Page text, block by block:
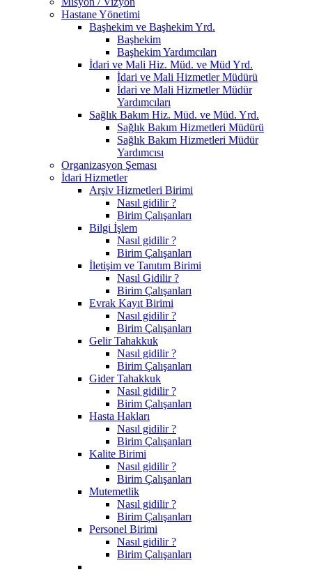
Hastane Yönetimi
Başhekim ve Başhekim Yrd.
Başhekim
Başhekim Yardımcıları
İdari ve Mali Hiz. Müd. ve Müd Yrd.
İdari ve Mali Hizmetler Müdürü
İdari ve Mali Hizmetler Müdür
Yardımcıları
Sağlık Bakım Hiz. Müd. ve Müd. Yrd.
Sağlık Bakım Hizmetleri Müdürü
Sağlık Bakım Hizmetleri Müdür
Yardımcısı
Organizasyon Şeması
İdari Hizmetler
Arşiv Hizmetleri Birimi
Nasıl gidilir ?
Birim Çalışanları
Bilgi İşlem
Nasıl gidilir ?
Birim Çalışanları
İletişim ve Tanıtım Birimi
Nasıl Gidilir ?
Birim Çalışanları
Evrak Kayıt Birimi
Nasıl gidilir ?
Birim Çalışanları
Gelir Tahakkuk
Nasıl gidilir ?
Birim Çalışanları
Gider Tahakkuk
Nasıl gidilir ?
Birim Çalışanları
Hasta Hakları
Nasıl gidilir ?
Birim Çalışanları
Kalite Birimi
Nasıl gidilir ?
Birim Çalışanları
Mutemetlik
Nasıl gidilir ?
Birim Çalışanları
Personel Birimi
Nasıl gidilir ?
Birim Çalışanları